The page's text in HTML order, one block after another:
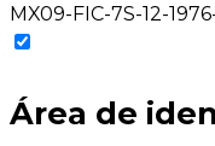
MX09-FIC-7S-12-
Área de